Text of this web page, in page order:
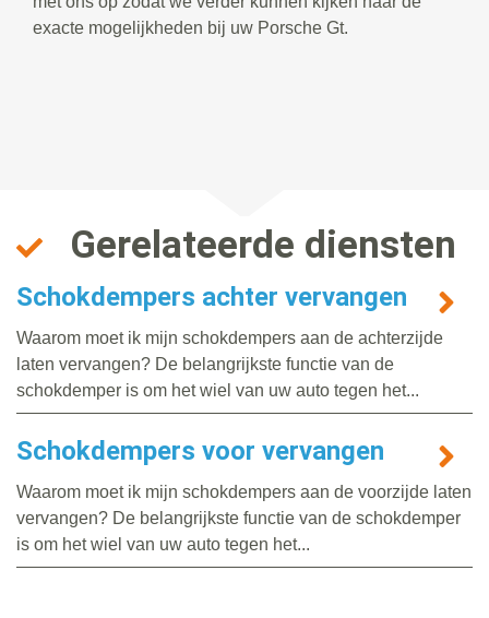
exacte mogelijkheden bij uw Porsche Gt.
Gerelateerde diensten
Schokdempers achter vervangen
Waarom moet ik mijn schokdempers aan de achterzijde
laten vervangen? De belangrijkste functie van de
schokdemper is om het wiel van uw auto tegen het...
Schokdempers voor vervangen
Waarom moet ik mijn schokdempers aan de voorzijde laten
vervangen? De belangrijkste functie van de schokdemper
is om het wiel van uw auto tegen het...